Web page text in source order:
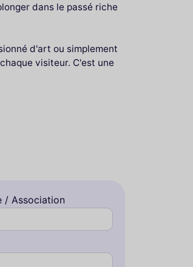
dans le passé riche
d'art ou simplement
visiteur. C'est une
/ Association